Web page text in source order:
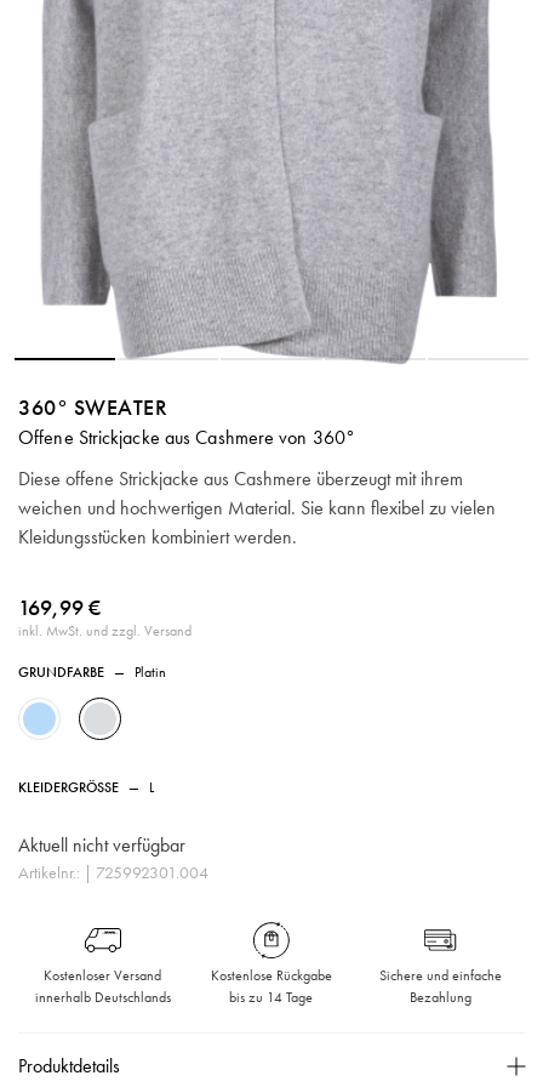
360° SWEATER
Offene Strickjacke aus Cashmere von 360°
Diese offene Strickjacke aus Cashmere überzeugt mit ihrem
weichen und hochwertigen Material. Sie kann flexibel zu vielen
Kleidungsstücken kombiniert werden.
169,99 €
inkl. MwSt. und zzgl. Versand
GRUNDFARBE — Platin
KLEIDERGRÖSSE — L
Aktuell nicht verfügbar
Artikelnr.: | 725992301.004
Kostenloser Versand
innerhalb Deutschlands
Kostenlose Rückgabe
bis zu 14 Tage
Sichere und einfache
Bezahlung
Produktdetails